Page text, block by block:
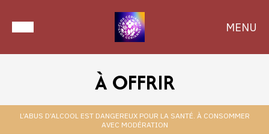
MENU
À OFFRIR
L’ABUS D’ALCOOL EST DANGEREUX POUR LA SANTÉ. À CONSOMMER
AVEC MODÉRATION